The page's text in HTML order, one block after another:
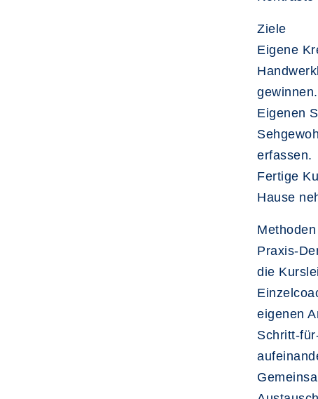
Ziele
Eigene
gewinnen.
Eigenen
erfassen.
Fertige
Hause
Methoden
Praxis-
die
eigenen
Schritt-